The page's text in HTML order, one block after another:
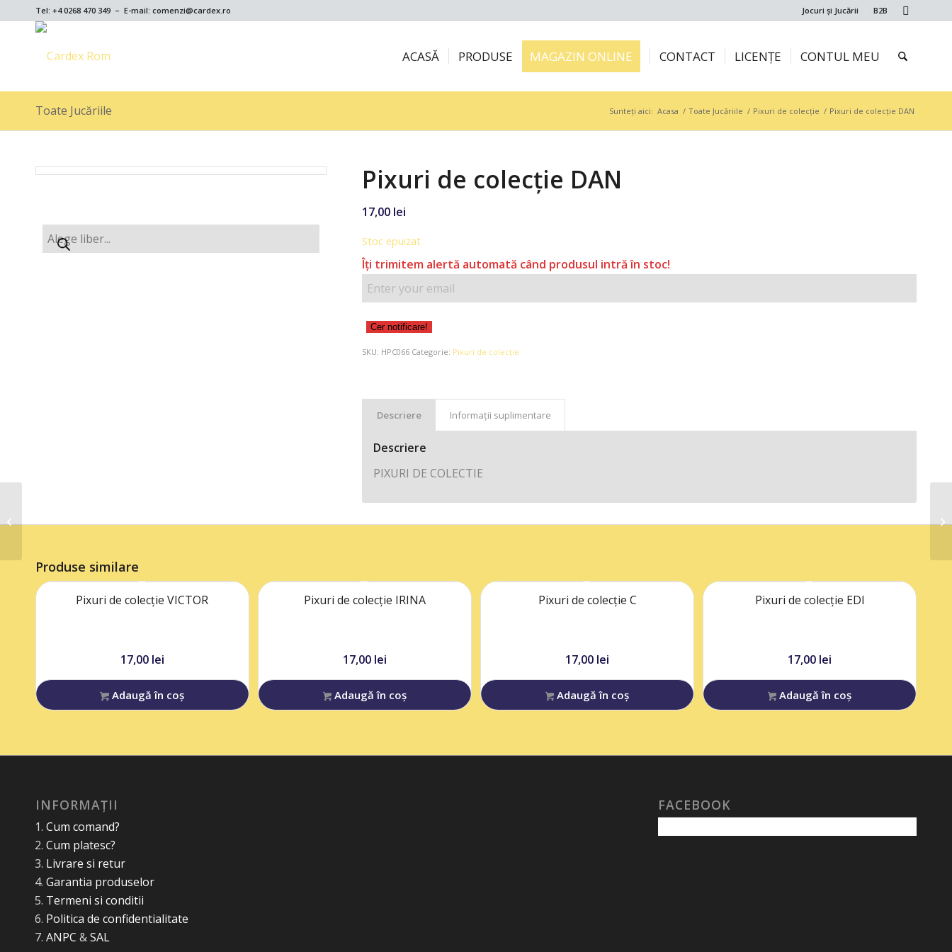
Jocuri și Jucării B2B
Tel: +4 0268 470 349 – E-mail: comenzi@cardex.ro
ACASĂ PRODUSE MAGAZIN ONLINE CONTACT LICENȚE CONTUL MEU
Toate Jucăriile Sunteți aici: Acasa / Toate Jucăriile / Pixuri de colecție / Pixuri de colecție DAN
Pixuri de colecție DAN
17,00 lei
Stoc epuizat
Îţi trimitem alertă automată când produsul intră în stoc!
Cer notificare!
SKU: HPC066 Categorie: Pixuri de colecție
Descriere Informații suplimentare
Descriere
PIXURI DE COLECTIE
Produse similare
Pixuri de colecție VICTOR
17,00 lei
Adaugă în coș
Pixuri de colecție IRINA
17,00 lei
Adaugă în coș
Pixuri de colecție C
17,00 lei
Adaugă în coș
Pixuri de colecție EDI
17,00 lei
Adaugă în coș
INFORMAȚII
Cum comand?
Cum platesc?
Livrare si retur
Garantia produselor
Termeni si conditii
Politica de confidentialitate
ANPC &SAL
FACEBOOK
Super UNCHI